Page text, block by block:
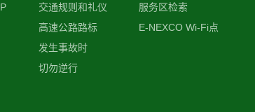
交通规则和礼仪
高速公路路标
发生事故时
切勿逆行
服务区检索
E-NEXCO Wi-Fi点